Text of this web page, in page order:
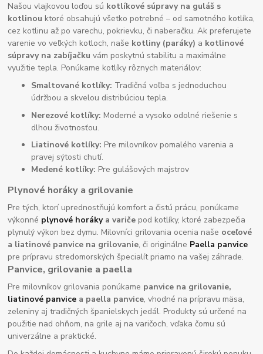
Našou vlajkovou loďou sú kotlíkové súpravy na guláš s
kotlinou ktoré obsahujú všetko potrebné – od samotného kotlíka,
cez kotlinu až po varechu, pokrievku, či naberačku. Ak preferujete
varenie vo veľkých kotloch, naše kotliny (paráky) a kotlinové
súpravy na zabíjačku vám poskytnú stabilitu a maximálne
využitie tepla. Ponúkame kotlíky rôznych materiálov:
Smaltované kotlíky: Tradičná voľba s jednoduchou
údržbou a skvelou distribúciou tepla.
Nerezové kotlíky: Moderné a vysoko odolné riešenie s
dlhou životnosťou.
Liatinové kotlíky: Pre milovníkov pomalého varenia a
pravej sýtosti chutí.
Medené kotlíky: Pre gulášových majstrov
Plynové horáky a grilovanie
Pre tých, ktorí uprednostňujú komfort a čistú prácu, ponúkame
výkonné plynové horákya variče pod kotlíky, ktoré zabezpečia
plynulý výkon bez dymu. Milovníci grilovania ocenia naše oceľové
a liatinové panvice na grilovanie, či originálne Paella panvice
pre prípravu stredomorských špecialít priamo na vašej záhrade.
Panvice, grilovanie a paella
Pre milovníkov grilovania ponúkame panvice na grilovanie,
liatinové panvice a paella panvice, vhodné na prípravu mäsa,
zeleniny aj tradičných španielskych jedál. Produkty sú určené na
použitie nad ohňom, na grile aj na varičoch, vďaka čomu sú
univerzálne a praktické.